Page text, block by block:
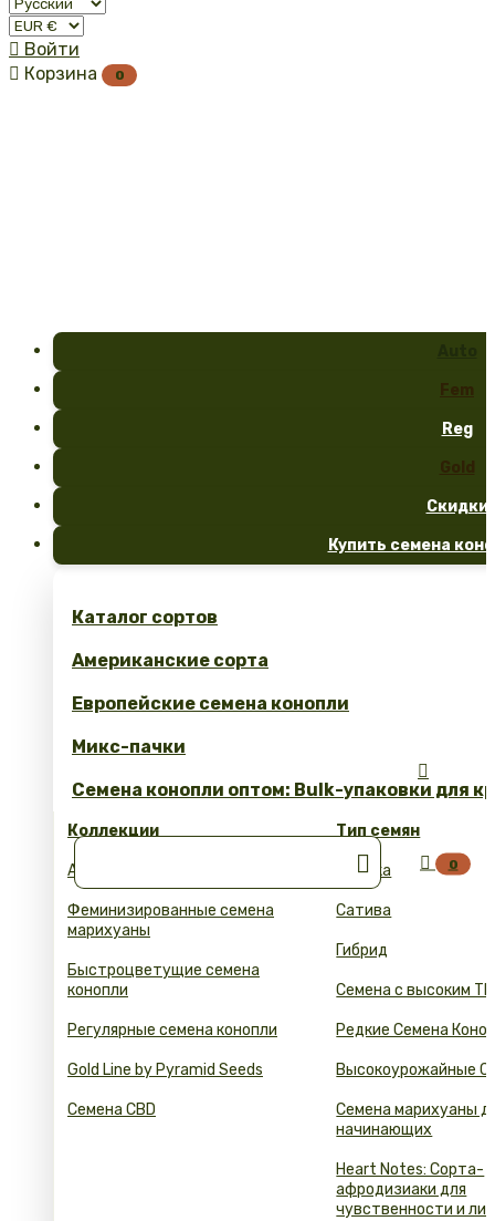
 Войти
 Корзина 0
Fem
Reg
Gold
Скидки
Купить семена
Каталог сортов
Американские сорта
Европейские семена конопли
Микс-пачки
Семена конопли оптом: Bulk-упаковки для
Коллекции
Автоцветущие семена конопли
Феминизированные семена
марихуаны
Быстроцветущие семена
конопли
Регулярные семена конопли
Gold Line by Pyramid Seeds
Семена CBD
Тип семян
Индика
Сатива
Гибрид
Семена с высоким
Редкие Семена
Высокоурожайные
Семена марихуаны
начинающих
Heart Notes: Сорта-
афродизиаки для
чувственности и


 0